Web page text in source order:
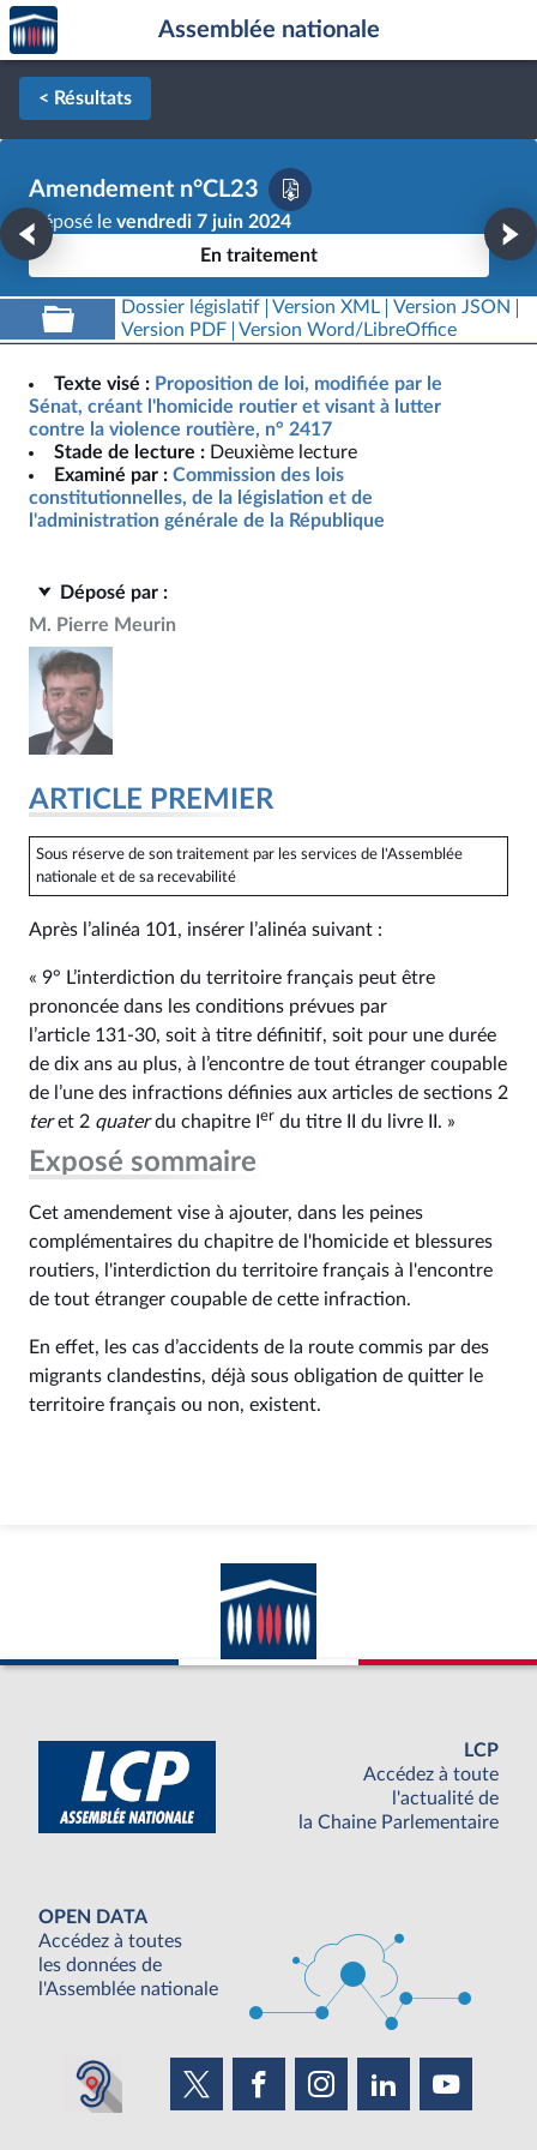
Aller au contenu
Aller en bas de la page
Accèder
à la
page
d'accueil
Assemblée nationale
< Résultats
Amendement n°CL23
Déposé le vendredi 7 juin 2024
En traitement
Dossier législatif Version XML
Version JSON
Version PDF
Version Word/LibreOffice
Texte visé : Proposition de loi, modifiée par le
Sénat, créant l'homicide routier et visant à lutter
contre la violence routière, n° 2417
Stade de lecture : Deuxième lecture
Examiné par : Commission des lois
constitutionnelles, de la législation et de
l'administration générale de la République
Déposé par :
M. Pierre Meurin
ARTICLE PREMIER
Sous réserve de son traitement par les services de l'Assemblée
nationale et de sa recevabilité
Après l’alinéa 101, insérer l’alinéa suivant :
« 9° L’interdiction du territoire français peut être
prononcée dans les conditions prévues par
l’article 131‑30, soit à titre définitif, soit pour une durée
de dix ans au plus, à l’encontre de tout étranger coupable
de l’une des infractions définies aux articles de sections 2
teret 2 quaterdu chapitre Ier du titre II du livre II. »
Exposé sommaire
Cet amendement vise à ajouter, dans les peines
complémentaires du chapitre de l'homicide et blessures
routiers, l'interdiction du territoire français à l'encontre
de tout étranger coupable de cette infraction.
En effet, les cas d’accidents de la route commis par des
migrants clandestins, déjà sous obligation de quitter le
territoire français ou non, existent.
LCP
Accédez à toute
l'actualité de
la Chaine Parlementaire
OPEN DATA
Accédez à toutes
les données de
l'Assemblée nationale